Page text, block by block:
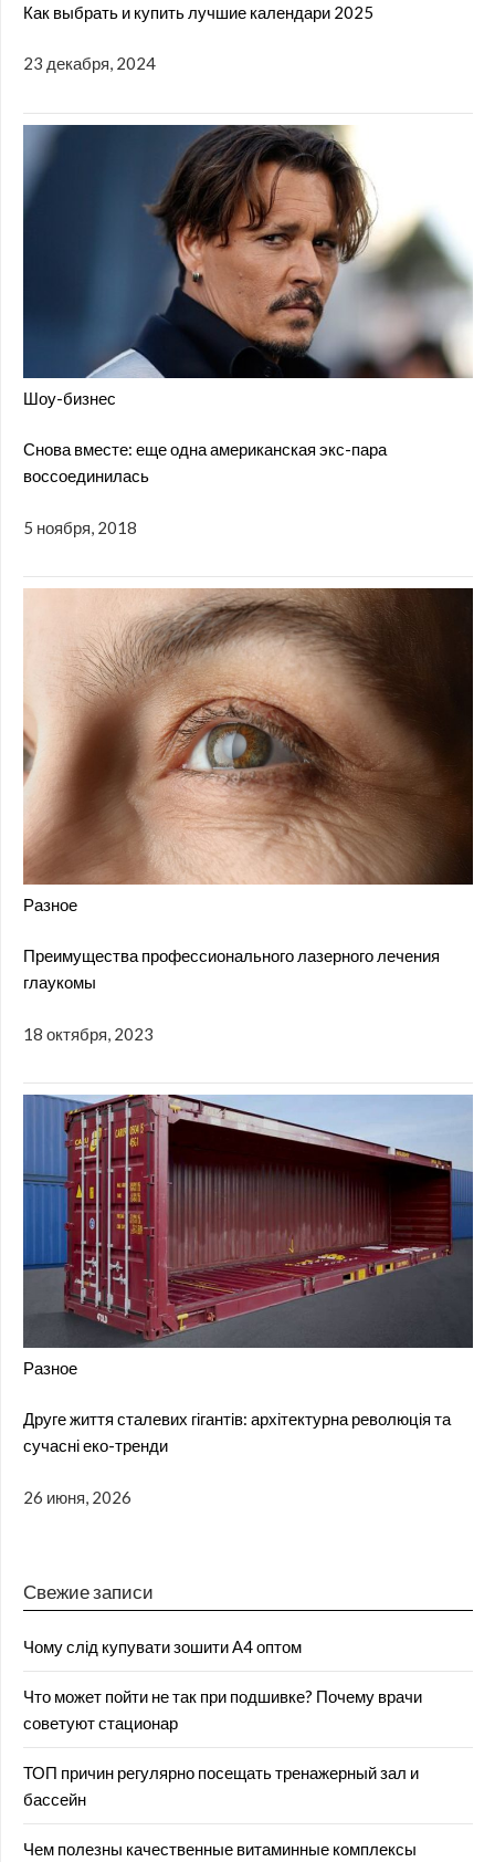
Как выбрать и купить лучшие календари 2025
23 декабря, 2024
Шоу-бизнес
Снова вместе: еще одна американская экс-пара
воссоединилась
5 ноября, 2018
Разное
Преимущества профессионального лазерного лечения
глаукомы
18 октября, 2023
Разное
Друге життя сталевих гігантів: архітектурна революція та
сучасні еко-тренди
26 июня, 2026
Свежие записи
Чому слід купувати зошити А4 оптом
Что может пойти не так при подшивке? Почему врачи
советуют стационар
ТОП причин регулярно посещать тренажерный зал и
бассейн
Чем полезны качественные витаминные комплексы